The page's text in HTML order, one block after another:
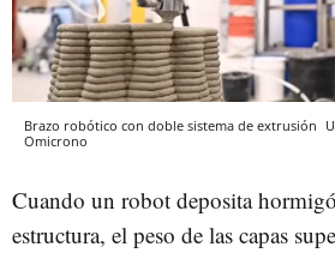
Brazo robótico con doble sistema de extrusión
Omicrono
Cuando un robot deposita
estructura, el peso de las capas